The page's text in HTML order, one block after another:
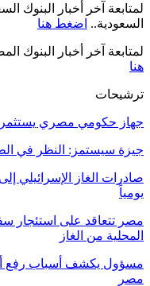
لمتابعة آخر أخبار البنوك
السعودية.. اضغط هنا
لمتابعة آخر أخبار البنوك
هنا
ترشيحات
جهاز حكومي مصري يستثمر 4 ملايين دولار في صندوق ديسربتيك
جيزة سيستمز: النظر في
يومياً
مصر تتعاقد على استئجار
المحلية من الغاز
مسؤول يكشف أسباب رفع
مصر